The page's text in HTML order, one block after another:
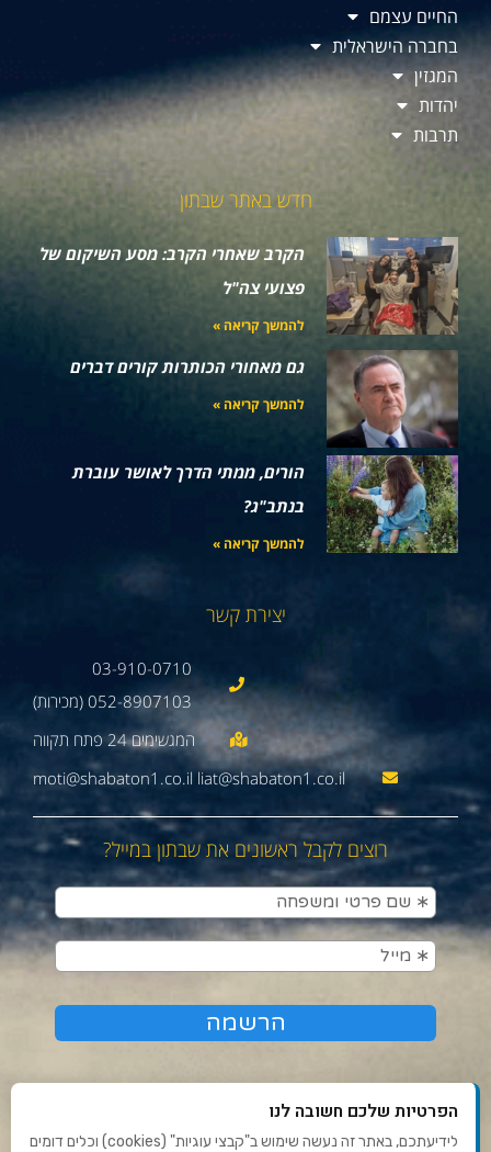
החיים עצמם
בחברה הישראלית
המגזין
יהדות
תרבות
חדש באתר שבתון
הקרב שאחרי הקרב: מסע השיקום של
פצועי צה"ל
להמשך קריאה »
גם מאחורי הכותרות קורים דברים
להמשך קריאה »
הורים, ממתי הדרך לאושר עוברת
בנתב"ג?
להמשך קריאה »
יצירת קשר
03-910-0710
052-8907103 (מכירות)
moti@shabaton1.co.il liat@shabaton1.co.il
רוצים לקבל ראשונים את שבתון במייל?
הפרטיות שלכם חשובה לנו
לידיעתכם, באתר זה נעשה שימוש ב"קבצי עוגיות" (cookies) וכלים דומים